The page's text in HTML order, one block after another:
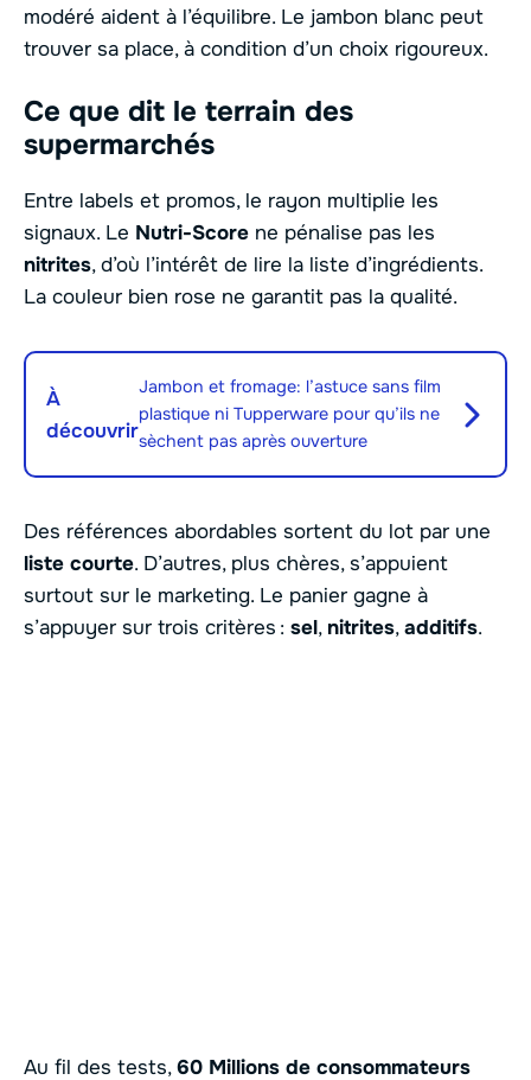
modéré aident à l’équilibre. Le jambon blanc peut
trouver sa place, à condition d’un choix rigoureux.
Ce que dit le terrain des
supermarchés
Entre labels et promos, le rayon multiplie les
signaux. Le Nutri-Score ne pénalise pas les
nitrites, d’où l’intérêt de lire la liste d’ingrédients.
La couleur bien rose ne garantit pas la qualité.
À
découvrir
Jambon et fromage: l’astuce sans film
plastique ni Tupperware pour qu’ils ne
sèchent pas après ouverture
Des références abordables sortent du lot par une
liste courte. D’autres, plus chères, s’appuient
surtout sur le marketing. Le panier gagne à
s’appuyer sur trois critères : sel, nitrites,additifs.
Au fil des tests,60 Millions de consommateurs